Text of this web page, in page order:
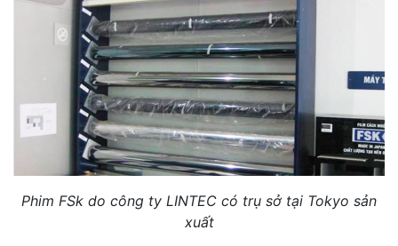
Phim FSk do công ty LINTEC có trụ sở tại Tokyo sản
xuất